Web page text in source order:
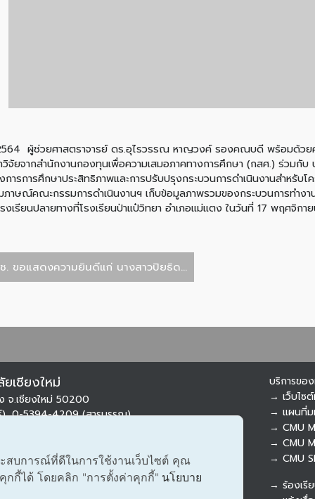
ผู้ช่วยศาสตราจารย์ ดร.อุไรวรรณ หาญวงค์ รองคณบดี พร้อมด้วย
วิจัยจากสำนักงานกองทุนเพื่อความเสมอภาคทางการศึกษา (กสศ.) ร่วมกั
ารการศึกษาประสิทธิภาพและการปรับปรุงกระบวนการดำเนินงานสำหรั
มภาษณ์คณะกรรมการดำเนินงานฯ เก็บข้อมูลภาพรวมของกระบวนการท
รงเรียนปลายทางที่โรงเรียนป่าแป๋วิทยา อำเภอแม่แตง ในวันที่ 17 พฤศจิก
. ขอแสดงความยินดีแก่ นางสาวปิยธิด...
เชียงใหม่
จ.เชียงใหม่ 50200
0-5394-4209 (สารบรรณ)
บริการขอ
→ เว็บไซ
→ แผนที่ม
→ CMU
→ CMU
→ CMU
→ ร้องเรี
สบการณ์ที่ดีในการใช้งานเว็บไซต์ คุณ
กกี้ได้ โดยคลิก "การตั้งค่าคุกกี้" นโยบาย